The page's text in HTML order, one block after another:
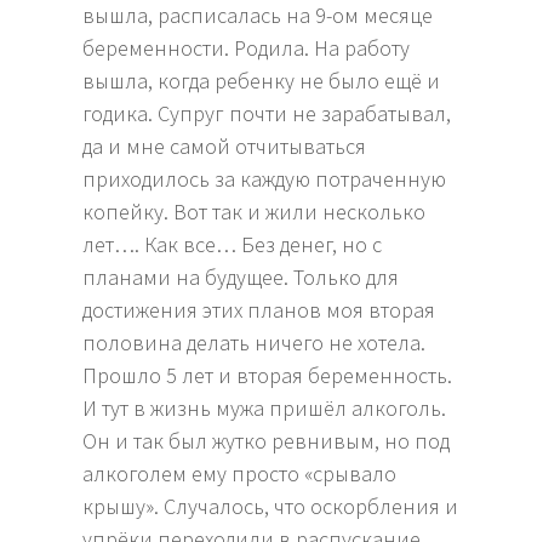
вышла, расписалась на 9-ом месяце
беременности. Родила. На работу
вышла, когда ребенку не было ещё и
годика. Супруг почти не зарабатывал,
да и мне самой отчитываться
приходилось за каждую потраченную
копейку. Вот так и жили несколько
лет…. Как все… Без денег, но с
планами на будущее. Только для
достижения этих планов моя вторая
половина делать ничего не хотела.
Прошло 5 лет и вторая беременность.
И тут в жизнь мужа пришёл алкоголь.
Он и так был жутко ревнивым, но под
алкоголем ему просто «срывало
крышу». Случалось, что оскорбления и